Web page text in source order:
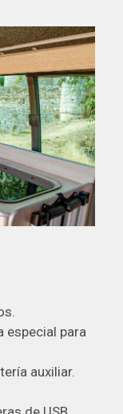
especial para
auxiliar.